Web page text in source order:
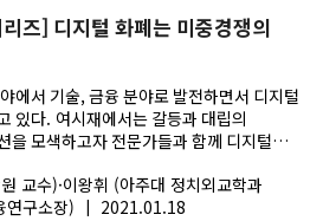
즈] 디지털 화폐는 미중경쟁의
에서 기술, 금융 분야로 발전하면서 디지털
등과 대립의
을 모색하고자 전문가들과 함께 디지털
교수)·이왕휘 (아주대 정치외교학과
연구소장) | 2021.01.18